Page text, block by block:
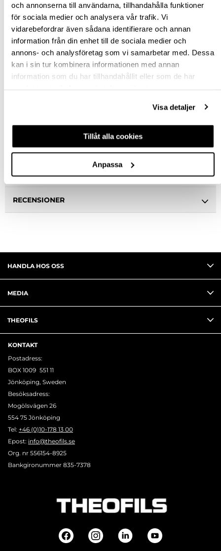
och annonserna till användarna, tillhandahålla funktioner
för sociala medier och analysera vår trafik. Vi
vidarebefordrar även sådana identifierare och annan
information från din enhet till de sociala medier och
annons- och analysföretag som vi samarbetar med. Dessa
kan i sin tur kombinera informationen med annan
information som du har tillhandahållit eller som de har
Visa detaljer
Tillåt alla cookies
Anpassa
Rensa val
st
VÄLJ VARIANT
BESKRIVNING & FILER
FRÅGA OM PRODUKT
RECENSIONER
HANDLA HOS OSS
MEDIA
THEOFILS
KONTAKT
Postadress:
BOX 1009 551 11
Jönköping, Sweden
Besöksadress:
Mogölsvägen 26
554 75 Jönköping
Tel: +46 (0)10-178 13 00
Epost: info@theofils.se
Org. nr 556154-8925
Bankgironummer 835-7378